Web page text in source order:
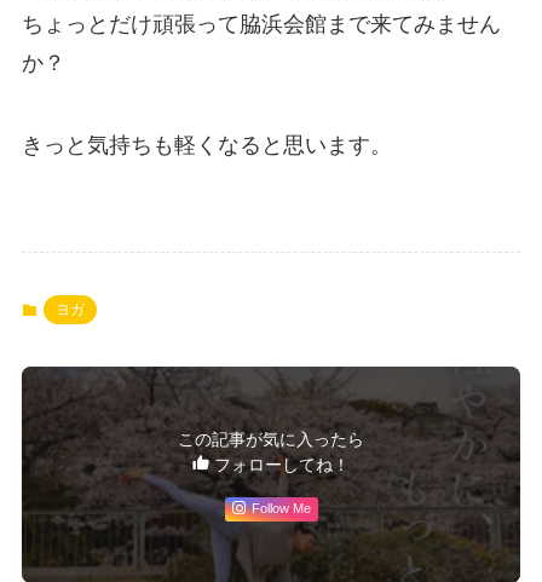
ちょっとだけ頑張って脇浜会館まで来てみません
か？
きっと気持ちも軽くなると思います。
ヨガ
この記事が気に入ったら
フォローしてね！
Follow Me